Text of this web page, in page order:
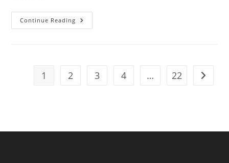
Continue Reading 『2025
年
癌
1 2 3 4 … 22 Go to